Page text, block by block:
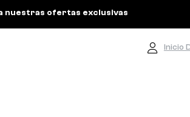
nuestras ofertas exclusivas
Inicio